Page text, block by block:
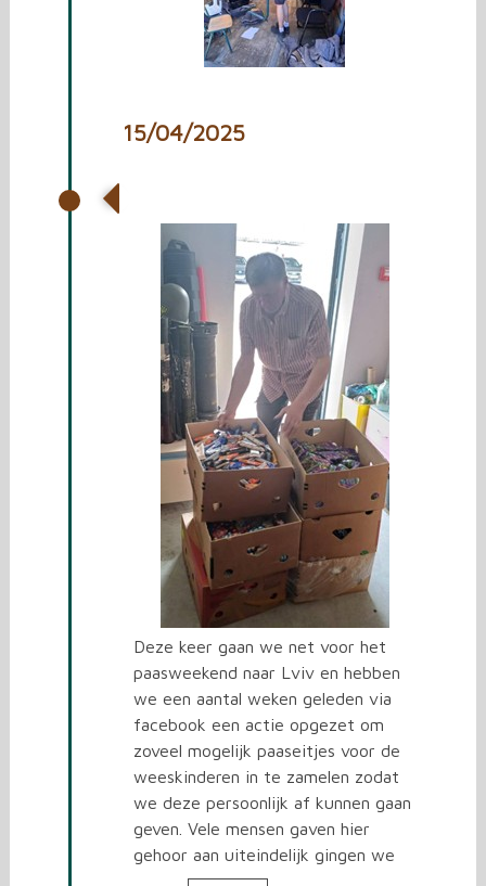
15/04/2025
Deze keer gaan we net voor het
paasweekend naar Lviv en hebben
we een aantal weken geleden via
facebook een actie opgezet om
zoveel mogelijk paaseitjes voor de
weeskinderen in te zamelen zodat
we deze persoonlijk af kunnen gaan
geven. Vele mensen gaven hier
gehoor aan uiteindelijk gingen we